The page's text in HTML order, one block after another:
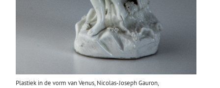
Plastiek in de vorm van Venus, Nicolas-Joseph Gauron,